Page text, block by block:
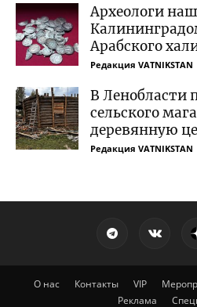
Археологи
Арабского
Редакция VATNIKSTAN
В Ленобласти
сельского
деревянную
Редакция VATNIKSTAN
О нас Контакты VIP
Реклама